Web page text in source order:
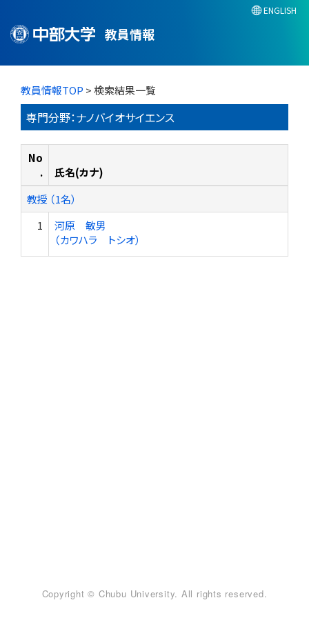
教員情報
ENGLISH
教員情報TOP > 検索結果一覧
専門分野：ナノバイオサイエンス
No
.
氏名(カナ)
教授 （1名）
1
河原 敏男
（カワハラ トシオ）
Copyright © Chubu University. All rights reserved.